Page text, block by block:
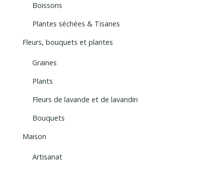
Boissons
Plantes séchées & Tisanes
Fleurs, bouquets et plantes
Graines
Plants
Fleurs de lavande et de lavandin
Bouquets
Maison
Artisanat